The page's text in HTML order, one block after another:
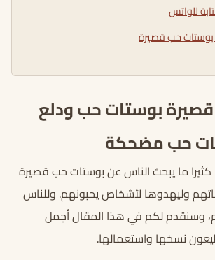
للواتس
بوستات حب قصيرة
بوستات حب ودلع
حب مضحكة
ما يبحث الناس عن بوستات حب قصيرة
وليهدوها لأشخاص يحبونهم. وللناس
وسنقدم لكم في هذا المقال أجمل
نسخها واستعمالها.